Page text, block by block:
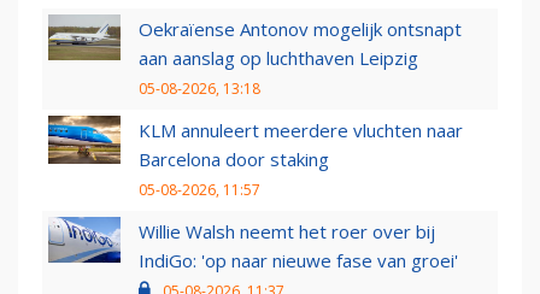
Oekraïense Antonov mogelijk ontsnapt
aan aanslag op luchthaven Leipzig
05-08-2026, 13:18
KLM annuleert meerdere vluchten naar
Barcelona door staking
05-08-2026, 11:57
Willie Walsh neemt het roer over bij
IndiGo: 'op naar nieuwe fase van groei'